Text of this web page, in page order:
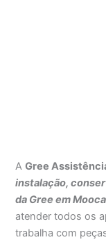
AGree
instalação,
da Gree em Mooca
atender todos os
trabalha com